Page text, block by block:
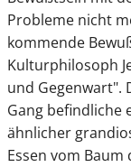
Probleme nicht
kommende
Kulturphilosoph
und Gegenwart".
Gang befindliche
ähnlicher
Essen vom